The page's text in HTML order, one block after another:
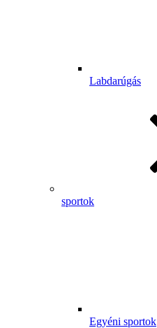
Labdarúgás
sportok
Egyéni sportok